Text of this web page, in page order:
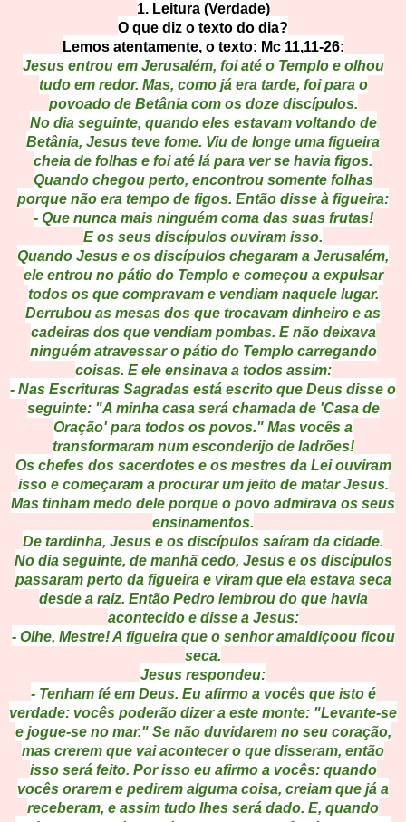
1. Leitura (Verdade)
O que diz o texto do dia?
Lemos atentamente, o texto: Mc 11,11-26:
Jesus entrou em Jerusalém, foi até o Templo e olhou
tudo em redor. Mas, como já era tarde, foi para o
povoado de Betânia com os doze discípulos.
No dia seguinte, quando eles estavam voltando de
Betânia, Jesus teve fome. Viu de longe uma figueira
cheia de folhas e foi até lá para ver se havia figos.
Quando chegou perto, encontrou somente folhas
porque não era tempo de figos. Então disse à figueira:
- Que nunca mais ninguém coma das suas frutas!
E os seus discípulos ouviram isso.
Quando Jesus e os discípulos chegaram a Jerusalém,
ele entrou no pátio do Templo e começou a expulsar
todos os que compravam e vendiam naquele lugar.
Derrubou as mesas dos que trocavam dinheiro e as
cadeiras dos que vendiam pombas. E não deixava
ninguém atravessar o pátio do Templo carregando
coisas. E ele ensinava a todos assim:
- Nas Escrituras Sagradas está escrito que Deus disse o
seguinte: "A minha casa será chamada de 'Casa de
Oração' para todos os povos." Mas vocês a
transformaram num esconderijo de ladrões!
Os chefes dos sacerdotes e os mestres da Lei ouviram
isso e começaram a procurar um jeito de matar Jesus.
Mas tinham medo dele porque o povo admirava os seus
ensinamentos.
De tardinha, Jesus e os discípulos saíram da cidade.
No dia seguinte, de manhã cedo, Jesus e os discípulos
passaram perto da figueira e viram que ela estava seca
desde a raiz. Então Pedro lembrou do que havia
acontecido e disse a Jesus:
- Olhe, Mestre! A figueira que o senhor amaldiçoou ficou
seca.
Jesus respondeu:
- Tenham fé em Deus. Eu afirmo a vocês que isto é
verdade: vocês poderão dizer a este monte: "Levante-se
e jogue-se no mar." Se não duvidarem no seu coração,
mas crerem que vai acontecer o que disseram, então
isso será feito. Por isso eu afirmo a vocês: quando
vocês orarem e pedirem alguma coisa, creiam que já a
receberam, e assim tudo lhes será dado. E, quando